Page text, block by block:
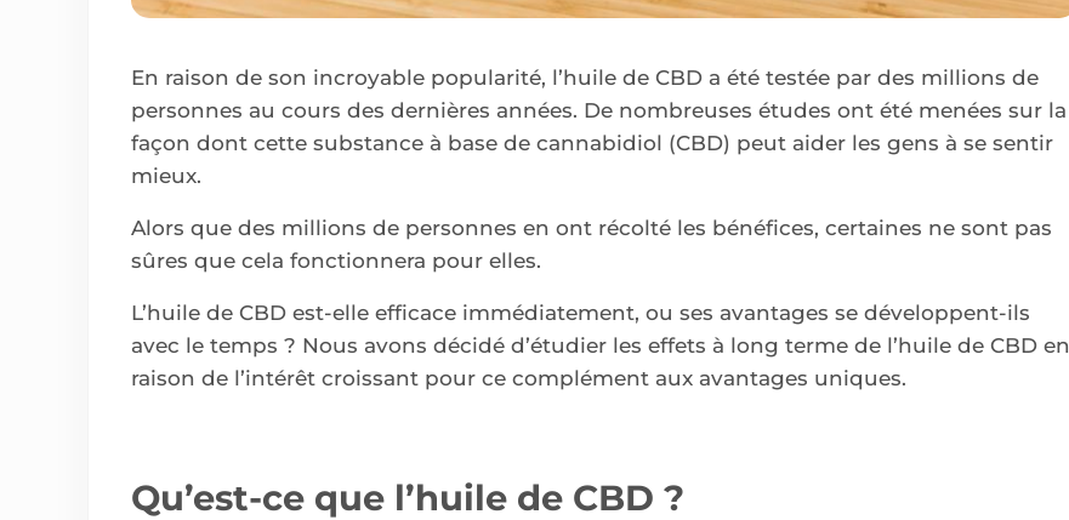
En raison de son incroyable popularité, l’huile de CBD a été testée par des millions de
personnes au cours des dernières années. De nombreuses études ont été menées sur la
façon dont cette substance à base de cannabidiol (CBD) peut aider les gens à se sentir
mieux.
Alors que des millions de personnes en ont récolté les bénéfices, certaines ne sont pas
sûres que cela fonctionnera pour elles.
L’huile de CBD est-elle efficace immédiatement, ou ses avantages se développent-ils
avec le temps ? Nous avons décidé d’étudier les effets à long terme de l’huile de CBD en
raison de l’intérêt croissant pour ce complément aux avantages uniques.
Qu’est-ce que l’huile de CBD ?